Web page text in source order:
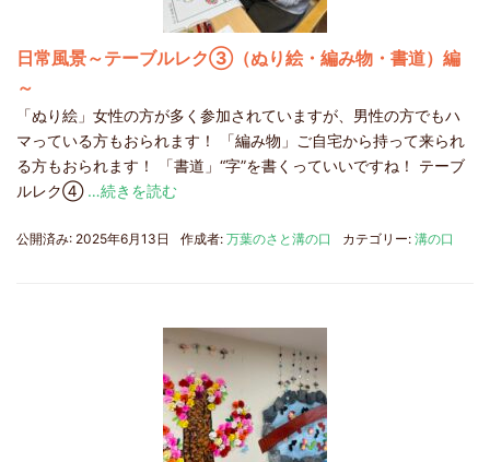
日常風景～テーブルレク③（ぬり絵・編み物・書道）編
～
「ぬり絵」女性の方が多く参加されていますが、男性の方でもハ
マっている方もおられます！ 「編み物」ご自宅から持って来られ
る方もおられます！ 「書道」“字”を書くっていいですね！ テーブ
ルレク④ …続きを読む
公開済み: 2025年6月13日 作成者: 万葉のさと溝の口 カテゴリー: 溝の口